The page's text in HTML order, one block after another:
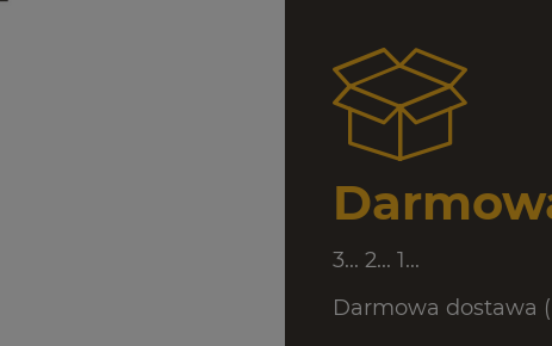
3... 2... 1...
Darmowa dostawa